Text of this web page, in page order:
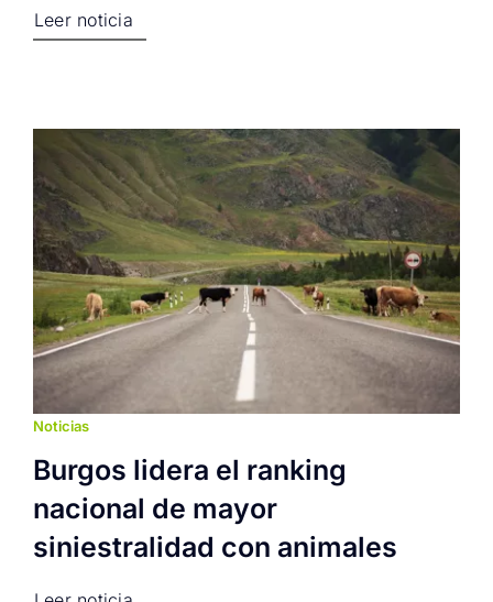
Leer noticia
Noticias
Burgos lidera el ranking
nacional de mayor
siniestralidad con animales